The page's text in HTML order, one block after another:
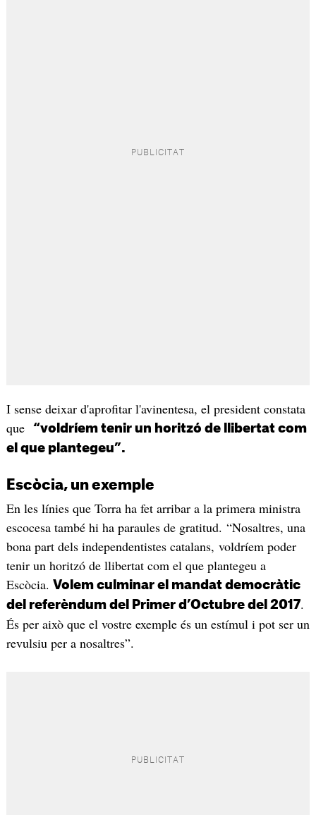
I sense deixar d'aprofitar l'avinentesa, el president constata
que
“voldríem tenir un horitzó de llibertat com
el que plantegeu”.
Escòcia, un exemple
En les línies que Torra ha fet arribar a la primera ministra
escocesa també hi ha paraules de gratitud. “Nosaltres, una
bona part dels independentistes catalans, voldríem poder
tenir un horitzó de llibertat com el que plantegeu a
Escòcia. Volem culminar el mandat democràtic
del referèndum del Primer d’Octubre del 2017.
És per això que el vostre exemple és un estímul i pot ser un
revulsiu per a nosaltres”.